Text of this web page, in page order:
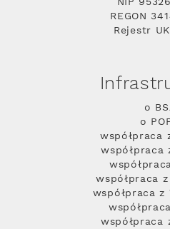
REGON
Rejestr
o
o
współpraca
współpraca
współpraca z
współpraca z
współpraca